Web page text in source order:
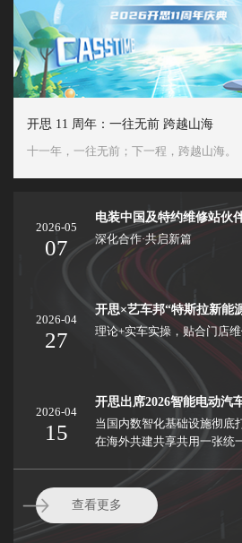
开思 11 周年：一往无前 跨越山海
十一年，一往无前；下一程，跨越山海。
2026-05
07
深化合作·共启新篇
2026-04
27
理论+实车实操，贴合门店
2026-04
15
当国内数智化基础设施彻底
在海外共建共享共用一张统
查看更多